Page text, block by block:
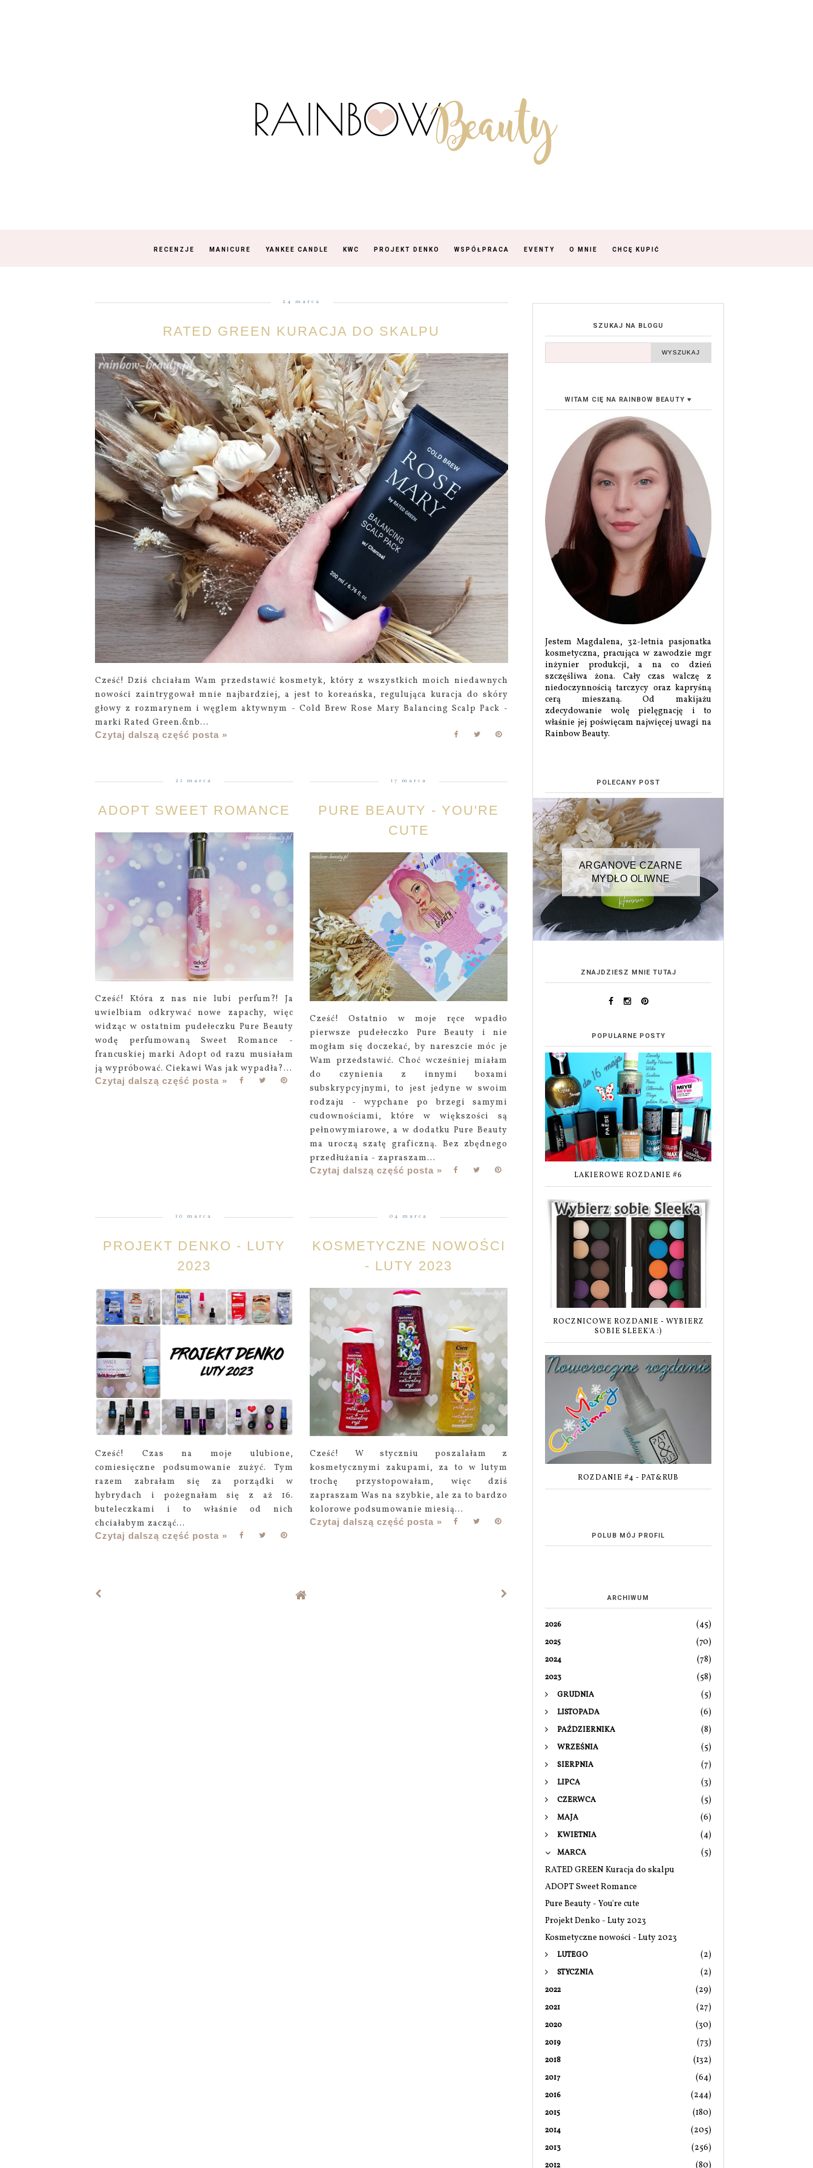
RECENZJE MANICURE YANKEE CANDLE KWC PROJEKT DENKO WSPÓŁPRACA EVENTY O MNIE CHCĘ KUPIĆ
24 marca
RATED GREEN KURACJA DO SKALPU
Cześć! Dziś chciałam Wam przedstawić kosmetyk, który z wszystkich moich niedawnych
nowości zaintrygował mnie najbardziej, a jest to koreańska, regulująca kuracja do skóry
głowy z rozmarynem i węglem aktywnym - Cold Brew Rose Mary Balancing Scalp Pack -
marki Rated Green.&nb...
Czytaj dalszą część posta »
21 marca
ADOPT SWEET ROMANCE
Cześć! Która z nas nie lubi perfum?! Ja
uwielbiam odkrywać nowe zapachy, więc
widząc w ostatnim pudełeczku Pure Beauty
wodę perfumowaną Sweet Romance -
francuskiej marki Adopt od razu musiałam
ją wypróbować. Ciekawi Was jak wypadła?...
Czytaj dalszą część posta »
17 marca
PURE BEAUTY - YOU'RE
CUTE
Cześć! Ostatnio w moje ręce wpadło
pierwsze pudełeczko Pure Beauty i nie
mogłam się doczekać, by nareszcie móc je
Wam przedstawić. Choć wcześniej miałam
do czynienia z innymi boxami
subskrypcyjnymi, to jest jedyne w swoim
rodzaju - wypchane po brzegi samymi
cudownościami, które w większości są
pełnowymiarowe, a w dodatku Pure Beauty
ma uroczą szatę graficzną. Bez zbędnego
przedłużania - zapraszam...
Czytaj dalszą część posta »
10 marca
PROJEKT DENKO - LUTY
2023
Cześć! Czas na moje ulubione,
comiesięczne podsumowanie zużyć. Tym
razem zabrałam się za porządki w
hybrydach i pożegnałam się z aż 16.
buteleczkami i to właśnie od nich
chciałabym zacząć...
Czytaj dalszą część posta »
04 marca
KOSMETYCZNE NOWOŚCI
- LUTY 2023
Cześć! W styczniu poszalałam z
kosmetycznymi zakupami, za to w lutym
trochę przystopowałam, więc dziś
zapraszam Was na szybkie, ale za to bardzo
kolorowe podsumowanie miesią...
Czytaj dalszą część posta »
SZUKAJ NA BLOGU
WITAM CIĘ NA RAINBOW BEAUTY ♥
Jestem Magdalena, 32-letnia pasjonatka
kosmetyczna, pracująca w zawodzie mgr
inżynier produkcji, a na co dzień
szczęśliwa żona. Cały czas walczę z
niedoczynnością tarczycy oraz kapryśną
cerą mieszaną. Od makijażu
zdecydowanie wolę pielęgnację i to
właśnie jej poświęcam najwięcej uwagi na
Rainbow Beauty.
POLECANY POST
ARGANOVE CZARNE
MYDŁO OLIWNE
ZNAJDZIESZ MNIE TUTAJ
POPULARNE POSTY
LAKIEROWE ROZDANIE #6
ROCZNICOWE ROZDANIE - WYBIERZ
SOBIE SLEEK'A :)
ROZDANIE #4 - PAT&RUB
POLUB MÓJ PROFIL
ARCHIWUM
2026 (45)
2025 (70)
2024 (78)
2023 (58)
GRUDNIA (5)
LISTOPADA (6)
PAŹDZIERNIKA (8)
WRZEŚNIA (5)
SIERPNIA (7)
LIPCA (3)
CZERWCA (5)
MAJA (6)
KWIETNIA (4)
MARCA
(5)
RATED GREEN Kuracja do skalpu
ADOPT Sweet Romance
Pure Beauty - You're cute
Projekt Denko - Luty 2023
Kosmetyczne nowości - Luty 2023
LUTEGO (2)
STYCZNIA (2)
2022 (29)
2021 (27)
2020 (30)
2019 (73)
2018 (132)
2017 (64)
2016 (244)
2015 (180)
2014 (205)
2013 (256)
2012 (80)